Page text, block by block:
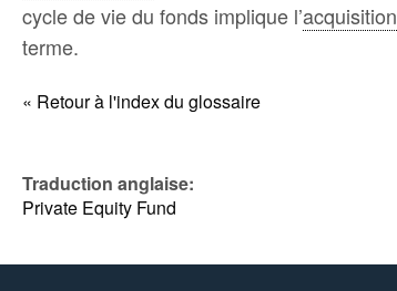
cycle de vie du fonds implique l’acquisition
terme.
« Retour à l'index du glossaire
Traduction anglaise:
Private Equity Fund